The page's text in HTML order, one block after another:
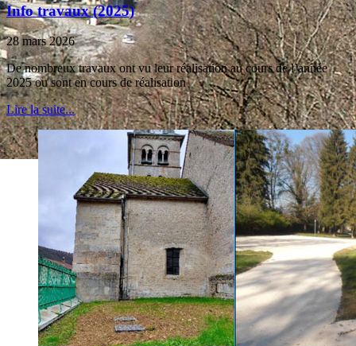
Info travaux (2025)
28 mars 2026
De nombreux travaux ont vu leur réalisation au cours de l’année
2025 ou sont en cours de réalisation
Lire la suite...